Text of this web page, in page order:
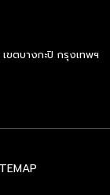
นสถานีบริการ
ทบุรีและ
การผู้จัดการ
ริษัท […]
ตบางกะปิ กรุงเทพฯ